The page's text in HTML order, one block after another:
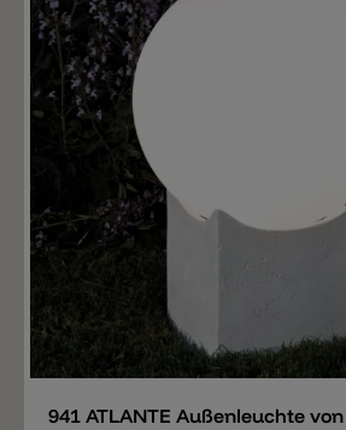
Merken
941 ATLANTE Außenleuchte